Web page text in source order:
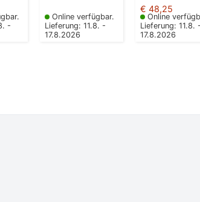
-
Online verfügbar.
Lieferung: 11.8. -
17.8.2026
€ 48,25
Online
Lieferung: 11.8. -
17.8.2026